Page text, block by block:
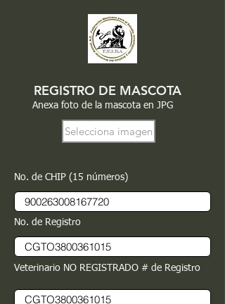
REGISTRO DE MASCOTA
Anexa foto de la mascota en JPG
Selecciona imagen
No. de CHIP (15 números)
No. de Registro
Veterinario NO REGISTRADO # de Registro